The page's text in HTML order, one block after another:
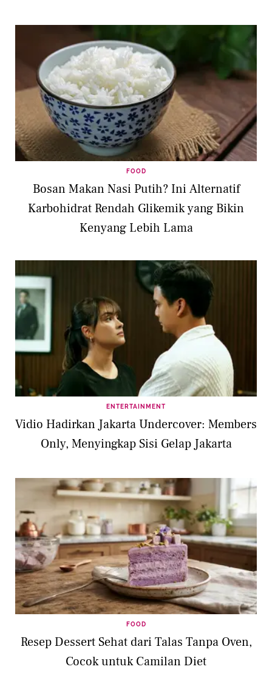
FOOD
Bosan Makan Nasi Putih? Ini Alternatif
Karbohidrat Rendah Glikemik yang Bikin
Kenyang Lebih Lama
ENTERTAINMENT
Vidio Hadirkan Jakarta Undercover: Members
Only, Menyingkap Sisi Gelap Jakarta
FOOD
Resep Dessert Sehat dari Talas Tanpa Oven,
Cocok untuk Camilan Diet